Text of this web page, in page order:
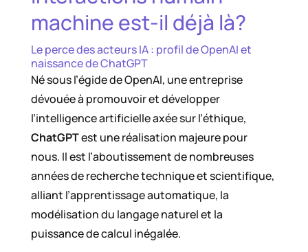
machine est-il déjà là?
Le perce des acteurs IA : profil de OpenAI et
naissance de ChatGPT
Né sous l’égide de OpenAI, une entreprise
dévouée à promouvoir et développer
l’intelligence artificielle axée sur l’éthique,
ChatGPTest une réalisation majeure pour
nous. Il est l’aboutissement de nombreuses
années de recherche technique et scientifique,
alliant l’apprentissage automatique, la
modélisation du langage naturel et la
puissance de calcul inégalée.